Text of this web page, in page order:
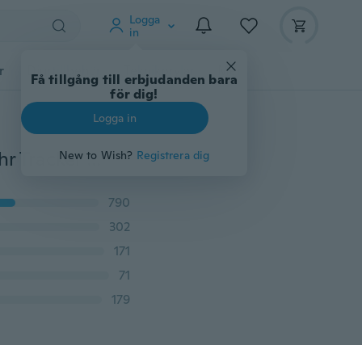
Logga
in
Få tillgång till erbjudanden bara
för dig!
Logga in
New to Wish? Registrera dig
Djurtillbehör Teknikprylar Mer
2019 Y1 Bluetooth Smart Watch Fitness Intelligente Uhr Tracker Fjärrkontroll vattentät telefon Armbandsur SIM TF för Andriod
790
302
171
71
179